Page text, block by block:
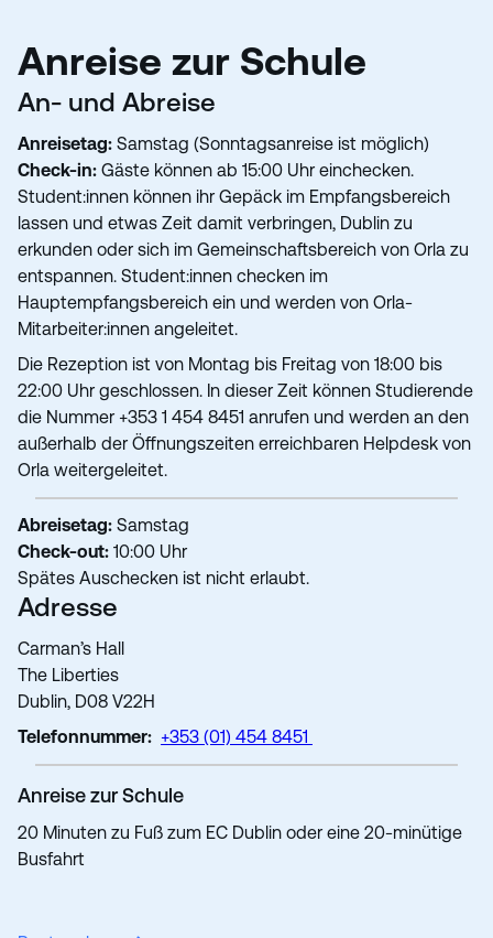
Anreise zur Schule
An- und Abreise
Anreisetag: Samstag (Sonntagsanreise ist möglich)
Check-in: Gäste können ab 15:00 Uhr einchecken.
Student:innen können ihr Gepäck im Empfangsbereich
lassen und etwas Zeit damit verbringen, Dublin zu
erkunden oder sich im Gemeinschaftsbereich von Orla zu
entspannen. Student:innen checken im
Hauptempfangsbereich ein und werden von Orla-
Mitarbeiter:innen angeleitet.
Die Rezeption ist von Montag bis Freitag von 18:00 bis
22:00 Uhr geschlossen. In dieser Zeit können Studierende
die Nummer +353 1 454 8451 anrufen und werden an den
außer­halb der Öffnungszeiten erreichbaren Helpdesk von
Orla weitergeleitet.
Abreisetag: Samstag
Check-out: 10:00 Uhr
Spätes Auschecken ist nicht erlaubt.
Adresse
Carman’s Hall
The Liberties
Dublin, D08 V22H
Telefonnummer: +353 (01) 454 8451
Anreise zur Schule
20 Minuten zu Fuß zum EC Dublin oder eine 20-minütige
Busfahrt